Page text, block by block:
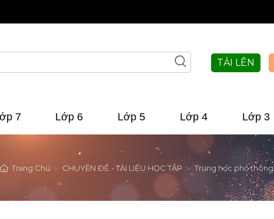
TẢI LÊN
7 Lớp 6 Lớp 5 Lớp 4 Lớp 3
Trang Chủ CHUYÊN ĐỀ - TÀI LIỆU HỌC TẬP Trung học phổ thông